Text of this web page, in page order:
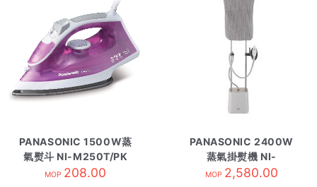
PANASONIC 1500W蒸
氣熨斗 NI-M250T/PK
粉紅
MOP 208.00
PANASONIC 2400W
蒸氣掛熨機 NI-
GWF150
MOP 2,580.00